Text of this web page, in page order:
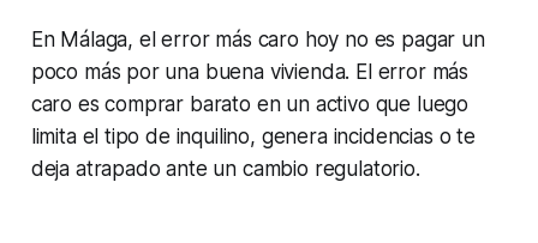
En Málaga, el error más caro hoy no es pagar un
poco más por una buena vivienda. El error más
caro es comprar barato en un activo que luego
limita el tipo de inquilino, genera incidencias o te
deja atrapado ante un cambio regulatorio.